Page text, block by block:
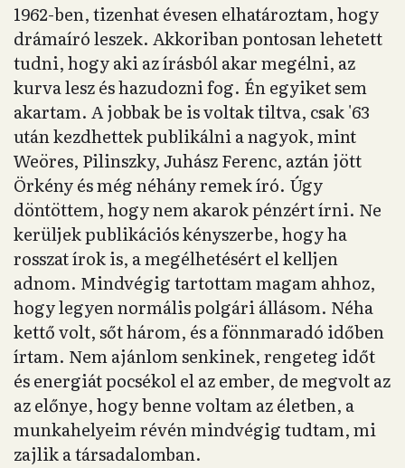
1962-ben, tizenhat évesen elhatároztam, hogy
drámaíró leszek. Akkoriban pontosan lehetett
tudni, hogy aki az írásból akar megélni, az
kurva lesz és hazudozni fog. Én egyiket sem
akartam. A jobbak be is voltak tiltva, csak '63
után kezdhettek publikálni a nagyok, mint
Weöres, Pilinszky, Juhász Ferenc, aztán jött
Örkény és még néhány remek író. Úgy
döntöttem, hogy nem akarok pénzért írni. Ne
kerüljek publikációs kényszerbe, hogy ha
rosszat írok is, a megélhetésért el kelljen
adnom. Mindvégig tartottam magam ahhoz,
hogy legyen normális polgári állásom. Néha
kettő volt, sőt három, és a fönnmaradó időben
írtam. Nem ajánlom senkinek, rengeteg időt
és energiát pocsékol el az ember, de megvolt az
az előnye, hogy benne voltam az életben, a
munkahelyeim révén mindvégig tudtam, mi
zajlik a társadalomban.